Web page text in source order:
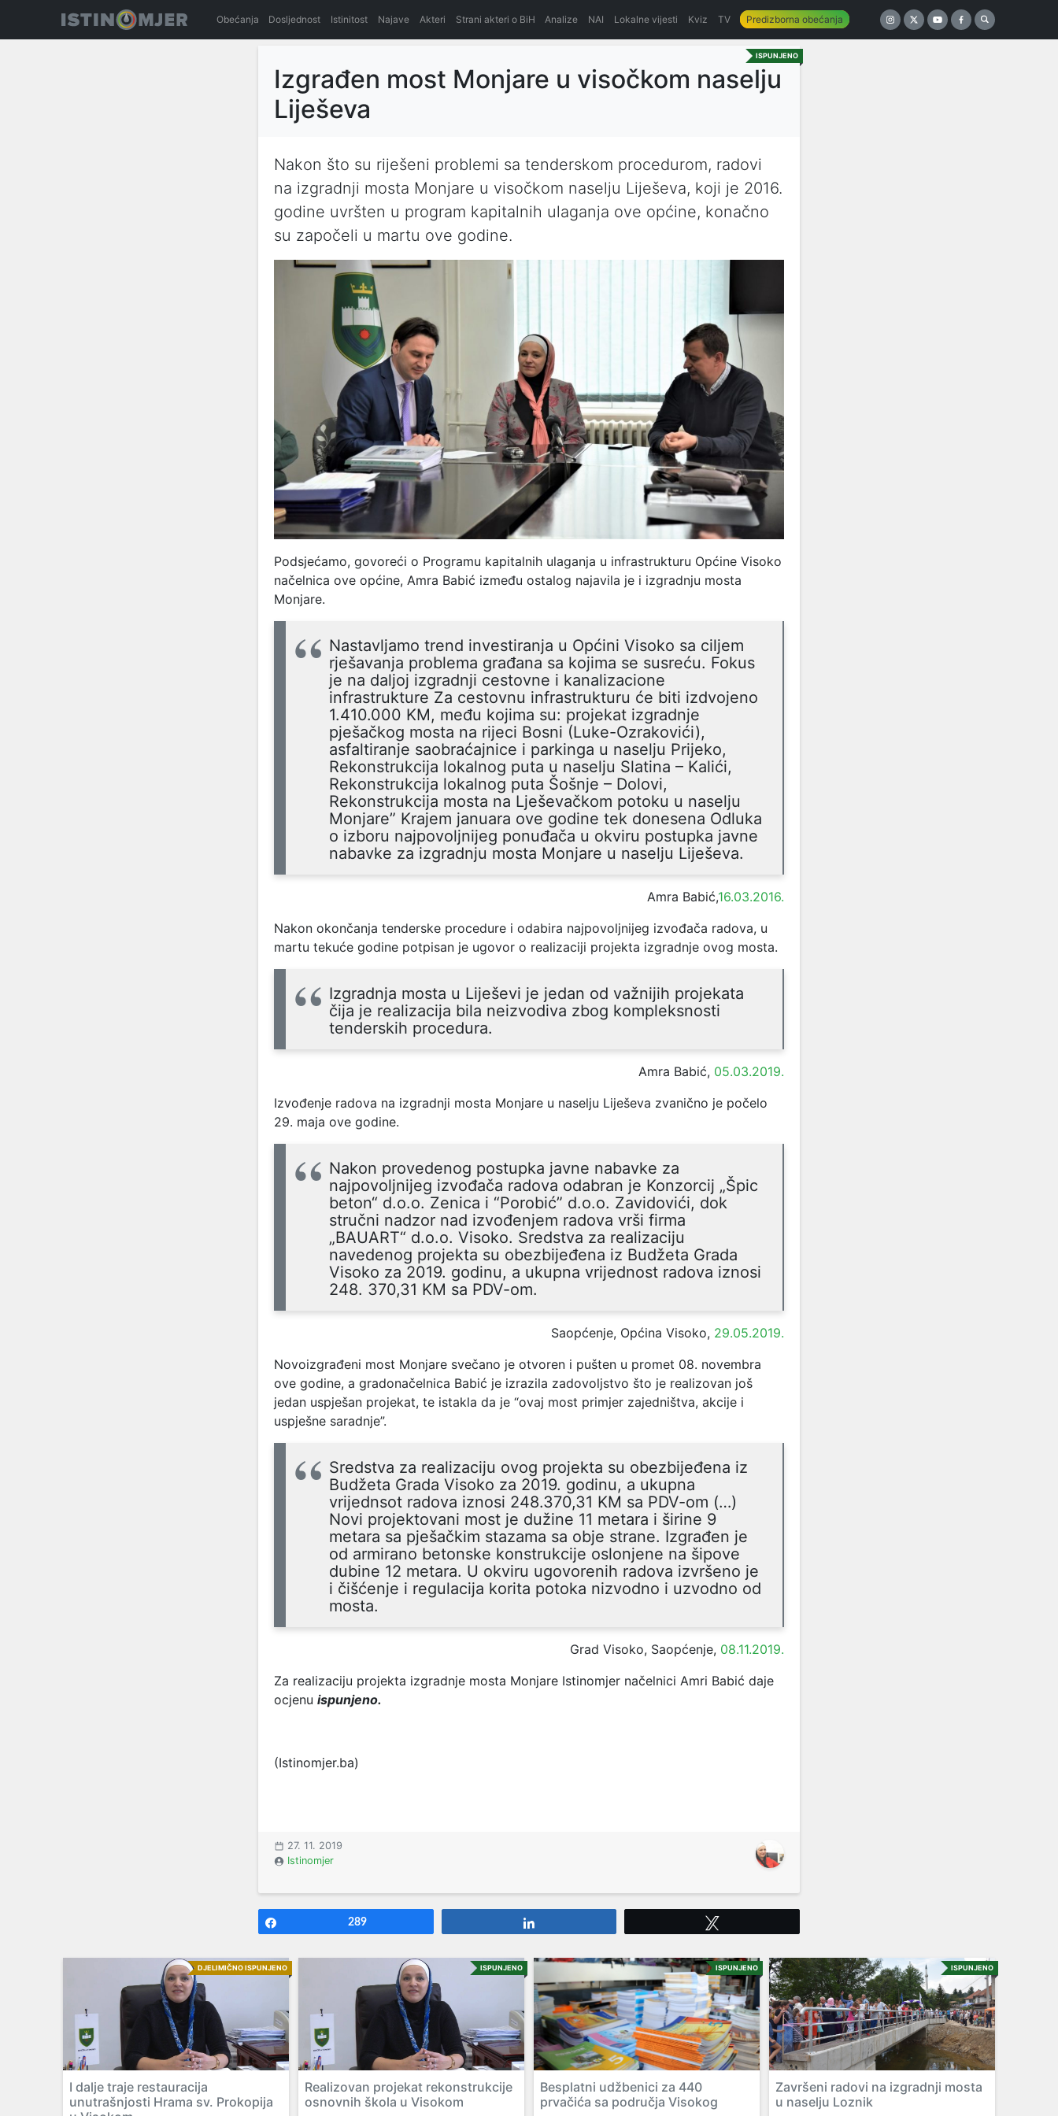
Obećanja Dosljednost Istinitost Najave Akteri Strani akteri o BiH Analize NAI Lokalne vijesti Kviz TV Predizborna obećanja
ISPUNJENO
Izgrađen most Monjare u visočkom naselju
Liješeva
Nakon što su riješeni problemi sa tenderskom procedurom, radovi
na izgradnji mosta Monjare u visočkom naselju Liješeva, koji je 2016.
godine uvršten u program kapitalnih ulaganja ove općine, konačno
su započeli u martu ove godine.
Podsjećamo, govoreći o Programu kapitalnih ulaganja u infrastrukturu Općine Visoko
načelnica ove općine, Amra Babić između ostalog najavila je i izgradnju mosta
Monjare.
Nastavljamo trend investiranja u Općini Visoko sa ciljem
rješavanja problema građana sa kojima se susreću. Fokus
je na daljoj izgradnji cestovne i kanalizacione
infrastrukture Za cestovnu infrastrukturu će biti izdvojeno
1.410.000 KM, među kojima su: projekat izgradnje
pješačkog mosta na rijeci Bosni (Luke-Ozrakovići),
asfaltiranje saobraćajnice i parkinga u naselju Prijeko,
Rekonstrukcija lokalnog puta u naselju Slatina – Kalići,
Rekonstrukcija lokalnog puta Šošnje – Dolovi,
Rekonstrukcija mosta na Lješevačkom potoku u naselju
Monjare” Krajem januara ove godine tek donesena Odluka
o izboru najpovoljnijeg ponuđača u okviru postupka javne
nabavke za izgradnju mosta Monjare u naselju Liješeva.
Amra Babić,16.03.2016.
Nakon okončanja tenderske procedure i odabira najpovoljnijeg izvođača radova, u
martu tekuće godine potpisan je ugovor o realizaciji projekta izgradnje ovog mosta.
Izgradnja mosta u Liješevi je jedan od važnijih projekata
čija je realizacija bila neizvodiva zbog kompleksnosti
tenderskih procedura.
Amra Babić, 05.03.2019.
Izvođenje radova na izgradnji mosta Monjare u naselju Liješeva zvanično je počelo
29. maja ove godine.
Nakon provedenog postupka javne nabavke za
najpovoljnijeg izvođača radova odabran je Konzorcij „Špic
beton“ d.o.o. Zenica i “Porobić” d.o.o. Zavidovići, dok
stručni nadzor nad izvođenjem radova vrši firma
„BAUART“ d.o.o. Visoko. Sredstva za realizaciju
navedenog projekta su obezbijeđena iz Budžeta Grada
Visoko za 2019. godinu, a ukupna vrijednost radova iznosi
248. 370,31 KM sa PDV-om.
Saopćenje, Općina Visoko, 29.05.2019.
Novoizgrađeni most Monjare svečano je otvoren i pušten u promet 08. novembra
ove godine, a gradonačelnica Babić je izrazila zadovoljstvo što je realizovan još
jedan uspješan projekat, te istakla da je “ovaj most primjer zajedništva, akcije i
uspješne saradnje”.
Sredstva za realizaciju ovog projekta su obezbijeđena iz
Budžeta Grada Visoko za 2019. godinu, a ukupna
vrijednsot radova iznosi 248.370,31 KM sa PDV-om (…)
Novi projektovani most je dužine 11 metara i širine 9
metara sa pješačkim stazama sa obje strane. Izgrađen je
od armirano betonske konstrukcije oslonjene na šipove
dubine 12 metara. U okviru ugovorenih radova izvršeno je
i čišćenje i regulacija korita potoka nizvodno i uzvodno od
mosta.
Grad Visoko, Saopćenje, 08.11.2019.
Za realizaciju projekta izgradnje mosta Monjare Istinomjer načelnici Amri Babić daje
ocjenu ispunjeno.
(Istinomjer.ba)
27. 11. 2019
Istinomjer
289
DJELIMIČNO ISPUNJENO
I dalje traje restauracija
unutrašnjosti Hrama sv. Prokopija
ISPUNJENO
Realizovan projekat rekonstrukcije
osnovnih škola u Visokom
ISPUNJENO
Besplatni udžbenici za 440
prvačića sa područja Visokog
ISPUNJENO
Završeni radovi na izgradnji mosta
u naselju Loznik